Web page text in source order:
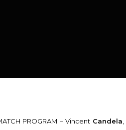
PROGRAM – Vincent Candela